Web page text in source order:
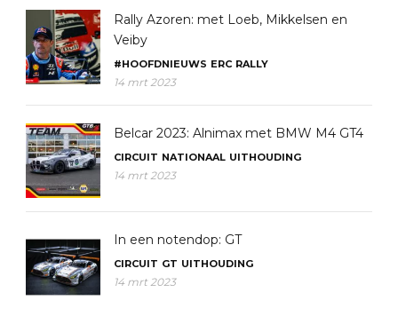
Rally Azoren: met Loeb, Mikkelsen en
Veiby
#HOOFDNIEUWS ERC RALLY
14 mrt 2023
Belcar 2023: Alnimax met BMW M4 GT4
CIRCUIT NATIONAAL UITHOUDING
14 mrt 2023
In een notendop: GT
CIRCUIT GT UITHOUDING
14 mrt 2023